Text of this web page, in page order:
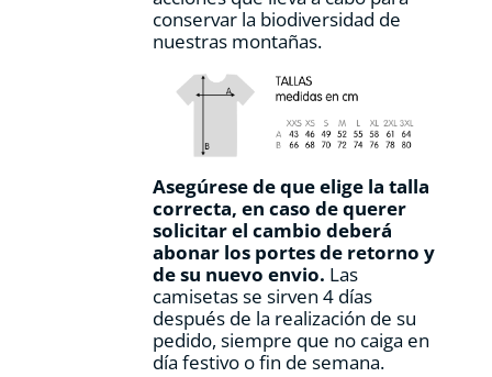
conservar la biodiversidad de
nuestras montañas.
Asegúrese de que elige la talla
correcta, en caso de querer
solicitar el cambio deberá
abonar los portes de retorno y
de su nuevo envio. Las
camisetas se sirven 4 días
después de la realización de su
pedido, siempre que no caiga en
día festivo o fin de semana.